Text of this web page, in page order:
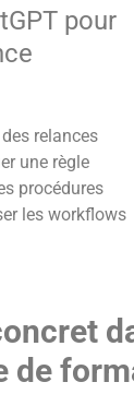
pour
relances
une règle
procédures
les workflows
de